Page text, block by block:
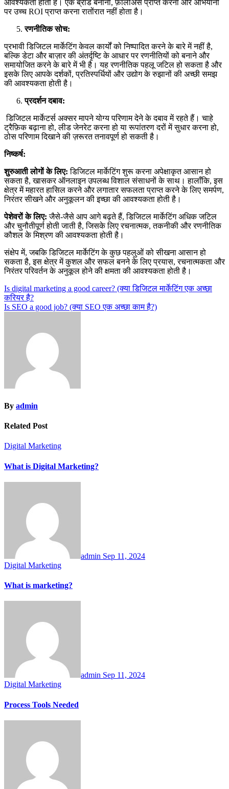
आवश्यकता होती है। एक ब्रांड बनाना, फ़ॉलोअर्स प्राप्त करना और अभियानों
पर उच्च ROI प्राप्त करना रातोंरात नहीं होता है।
रणनीतिक सोच:
प्रभावी डिजिटल मार्केटिंग केवल कार्यों को निष्पादित करने के बारे में नहीं है,
बल्कि डेटा और बाज़ार की अंतर्दृष्टि के आधार पर रणनीतियों को बनाने और
समायोजित करने के बारे में भी है। यह रणनीतिक पहलू जटिल हो सकता है और
इसके लिए आपके दर्शकों, प्रतिस्पर्धियों और उद्योग के रुझानों की अच्छी समझ
की आवश्यकता होती है।
प्रदर्शन दबाव:
डिजिटल मार्केटर्स अक्सर मापने योग्य परिणाम देने के दबाव में रहते हैं। चाहे
ट्रैफ़िक बढ़ाना हो, लीड जेनरेट करना हो या रूपांतरण दरों में सुधार करना हो,
ठोस परिणाम दिखाने की ज़रूरत तनावपूर्ण हो सकती है।
निष्कर्ष:
शुरुआती लोगों के लिए: डिजिटल मार्केटिंग शुरू करना अपेक्षाकृत आसान हो
सकता है, खासकर ऑनलाइन उपलब्ध विशाल संसाधनों के साथ। हालाँकि, इस
क्षेत्र में महारत हासिल करने और लगातार सफलता प्राप्त करने के लिए समर्पण,
निरंतर सीखने और अनुकूलन की इच्छा की आवश्यकता होती है।
पेशेवरों के लिए:जैसे-जैसे आप आगे बढ़ते हैं, डिजिटल मार्केटिंग अधिक जटिल
और चुनौतीपूर्ण होती जाती है, जिसके लिए रचनात्मक, तकनीकी और रणनीतिक
कौशल के मिश्रण की आवश्यकता होती है।
संक्षेप में, जबकि डिजिटल मार्केटिंग के कुछ पहलुओं को सीखना आसान हो
सकता है, इस क्षेत्र में कुशल और सफल बनने के लिए प्रयास, रचनात्मकता और
निरंतर परिवर्तन के अनुकूल होने की क्षमता की आवश्यकता होती है।
Post
navigation
Is digital marketing a good career? (क्या डिजिटल मार्केटिंग एक अच्छा
करियर है?
Is SEO a good job? (क्या SEO एक अच्छा काम है?)
By admin
Related Post
Digital Marketing
What is Digital Marketing?
admin Sep 11, 2024
Digital Marketing
What is marketing?
admin Sep 11, 2024
Digital Marketing
Process Tools Needed